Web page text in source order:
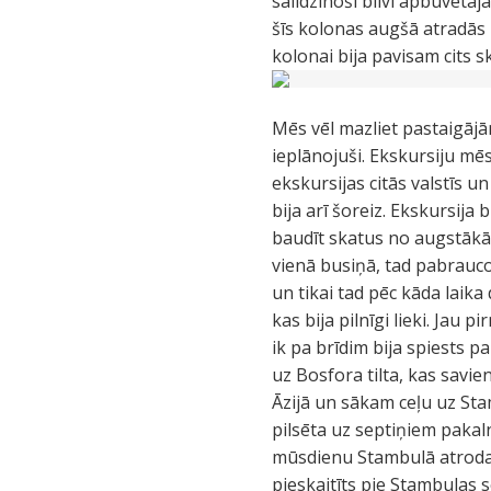
šīs kolonas augšā
kolonai bija pavisam cits
Mēs vēl mazliet
ieplānojuši. Ekskursiju
ekskursijas citās valstīs
bija arī šoreiz. Ekskursija
baudīt skatus no
vienā busiņā, tad
un tikai tad pēc kāda laika
kas bija pilnīgi lieki. Jau
ik pa brīdim bija spiests
uz Bosfora tilta, kas
Āzijā un sākam ceļu uz
pilsēta uz septiņiem
mūsdienu Stambulā
pieskaitīts pie Stambulas